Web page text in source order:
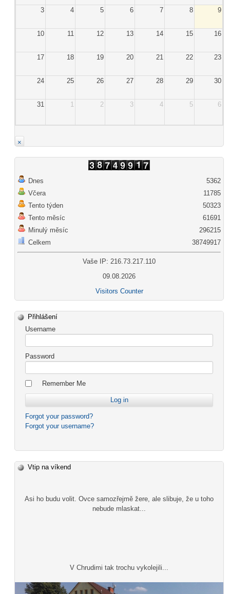
3 4 5 6 7 8 9
10 11 12 13 14 15 16
17 18 19 20 21 22 23
24 25 26 27 28 29 30
31 1 2 3 4 5 6
×
Dnes
Včera
Tento týden
Tento měsíc
Minulý měsíc
Celkem
5362
11785
50323
61691
296215
38749917
Vaše IP: 216.73.217.110
09.08.2026
Visitors Counter
Přihlášení
Username
Password
Remember Me
Forgot your password?
Forgot your username?
Vtip na víkend
Asi ho budu volit. Ovce samozřejmě žere, ale slibuje, že u toho
nebude mlaskat...
V Chrudimi tak trochu vykolejili...